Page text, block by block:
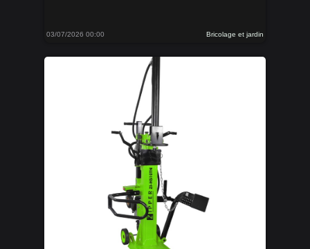
03/07/2026 00:00 Bricolage et jardin